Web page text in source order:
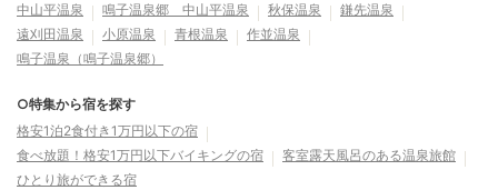
中山平温泉
鳴子温泉郷 中山平温泉 秋保温泉
鎌先温泉
遠刈田温泉
小原温泉 青根温泉
作並温泉
鳴子温泉（鳴子温泉郷）
○特集から宿を探す
格安1泊2食付き1万円以下の宿
食べ放題！格安1万円以下バイキングの宿
客室露天風呂のある温泉旅館
ひとり旅ができる宿